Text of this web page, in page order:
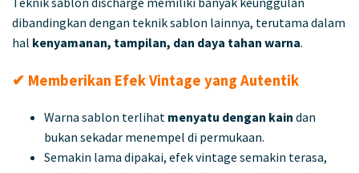
dibandingkan dengan teknik sablon lainnya, terutama dalam
hal kenyamanan, tampilan, dan daya tahan warna.
✔ Memberikan Efek Vintage yang Autentik
Warna sablon terlihat menyatu dengan kain dan
bukan sekadar menempel di permukaan.
Semakin lama dipakai, efek vintage semakin terasa,